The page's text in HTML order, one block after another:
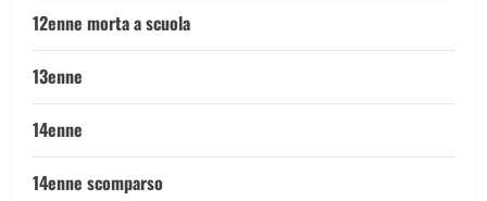
12enne morta a scuola
13enne
14enne
14enne scomparso